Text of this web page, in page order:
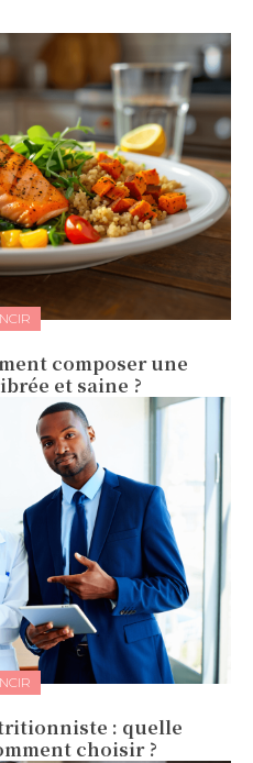
composer une
et saine ?
: quelle
choisir ?